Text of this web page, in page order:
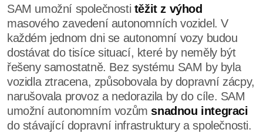
SAM umožní společnosti těžit z výhod
masového zavedení autonomních vozidel. V
každém jednom dni se autonomní vozy budou
dostávat do tisíce situací, které by neměly být
řešeny samostatně. Bez systému SAM by byla
vozidla ztracena, způsobovala by dopravní zácpy,
narušovala provoz a nedorazila by do cíle. SAM
umožní autonomním vozům snadnou integraci
do stávající dopravní infrastruktury a společnosti.